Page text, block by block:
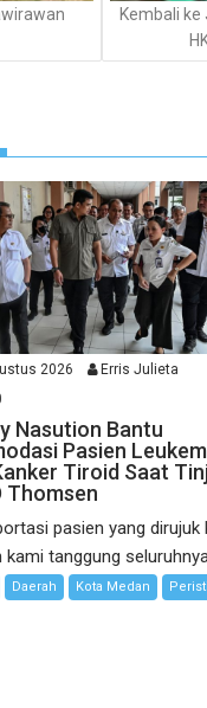
Kembali
2026
Erris Julieta
Nasution Bantu
Pasien
Tiroid Saat
Thomsen
pasien yang dirujuk
kami tanggung
Daerah Kota Medan